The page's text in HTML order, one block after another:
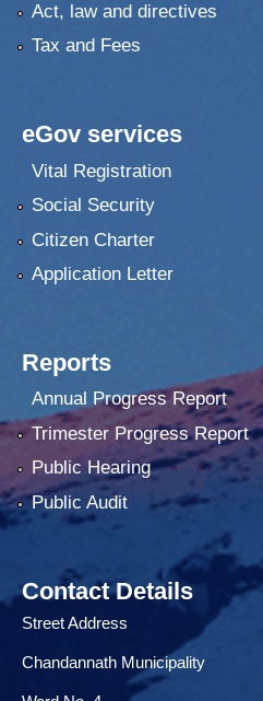
Act, law and directives
Tax and Fees
eGov services
Vital Registration
Social Security
Citizen Charter
Application Letter
Reports
Annual Progress Report
Trimester Progress Report
Public Hearing
Public Audit
Contact Details
Street Address
Chandannath Municipality